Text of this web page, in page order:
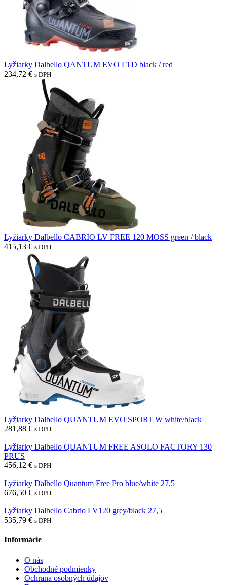
Lyžiarky Dalbello QANTUM EVO LTD black / red
234,72 € s DPH
Lyžiarky Dalbello CABRIO LV FREE 120 MOSS green / black
415,13 € s DPH
Lyžiarky Dalbello QUANTUM EVO SPORT W white/black
281,88 € s DPH
Lyžiarky Dalbello QUANTUM FREE ASOLO FACTORY 130
PRUS
456,12 € s DPH
Lyžiarky Dalbello Quantum Free Pro blue/white 27,5
676,50 € s DPH
Lyžiarky Dalbello Cabrio LV120 grey/black 27,5
535,79 € s DPH
Informácie
O nás
Obchodné podmienky
Ochrana osobných údajov